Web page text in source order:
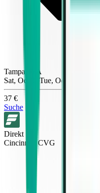
Tampa TPA
Sat, Oct 3−Tue, Oct 6
37 €
Suche
Direkt
Cincinnati CVG